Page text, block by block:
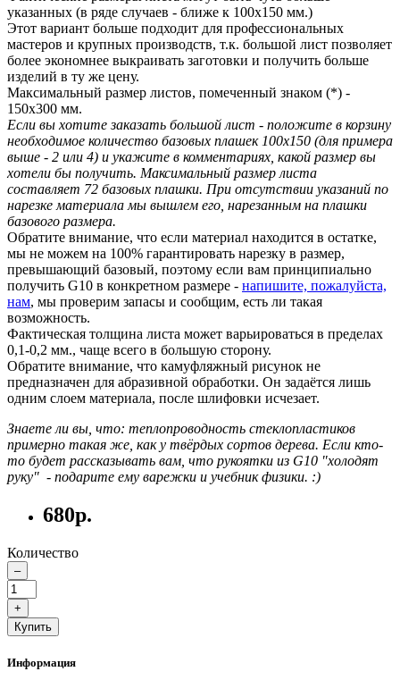
указанных (в ряде случаев - ближе к 100х150 мм.)
Этот вариант больше подходит для профессиональных
мастеров и крупных производств, т.к. большой лист позволяет
более экономнее выкраивать заготовки и получить больше
изделий в ту же цену.
Максимальный размер листов, помеченный знаком (*) -
150х300 мм.
Если вы хотите заказать большой лист - положите в корзину
необходимое количество базовых плашек 100х150 (для примера
выше - 2 или 4) и укажите в комментариях, какой размер вы
хотели бы получить. Максимальный размер листа
составляет 72 базовых плашки. При отсутствии указаний по
нарезке материала мы вышлем его, нарезанным на плашки
базового размера.
Обратите внимание, что если материал находится в остатке,
мы не можем на 100% гарантировать нарезку в размер,
превышающий базовый, поэтому если вам принципиально
получить G10 в конкретном размере - напишите, пожалуйста,
нам, мы проверим запасы и сообщим, есть ли такая
возможность.
Фактическая толщина листа может варьироваться в пределах
0,1-0,2 мм., чаще всего в большую сторону.
Обратите внимание, что камуфляжный рисунок не
предназначен для абразивной обработки. Он задаётся лишь
одним слоем материала, после шлифовки исчезает.
Знаете ли вы, что: теплопроводность стеклопластиков
примерно такая же, как у твёрдых сортов дерева. Если кто-
то будет рассказывать вам, что рукоятки из G10 "холодят
руку" - подарите ему варежки и учебник физики. :)
680р.
Количество
–
+
Купить
Информация